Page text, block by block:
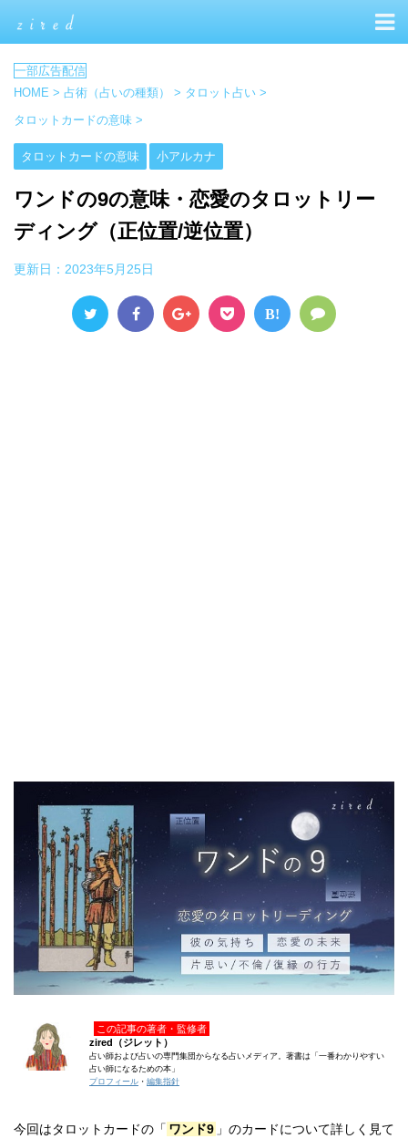
HOME > 占術（占いの種類） > タロット占い >
タロットカードの意味 >
タロットカードの意味 小アルカナ
ワンドの9の意味・恋愛のタロットリー
ディング（正位置/逆位置）
更新日： 2023年5月25日
B!
この記事の著者・監修者
zired（ジレット）
占い師および占いの専門集団からなる占いメディア。著書は「一番わかりやすい
占い師になるための本」
プロフィール ・ 編集指針
今回はタロットカードの「 ワンド9 」のカードについて詳しく見て